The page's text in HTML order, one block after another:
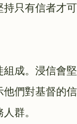
只有信者才
成。浸信會
們對基督的
群。